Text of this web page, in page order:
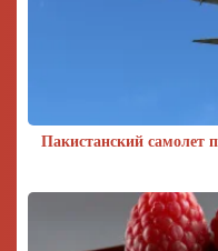
Пакистанский самолет